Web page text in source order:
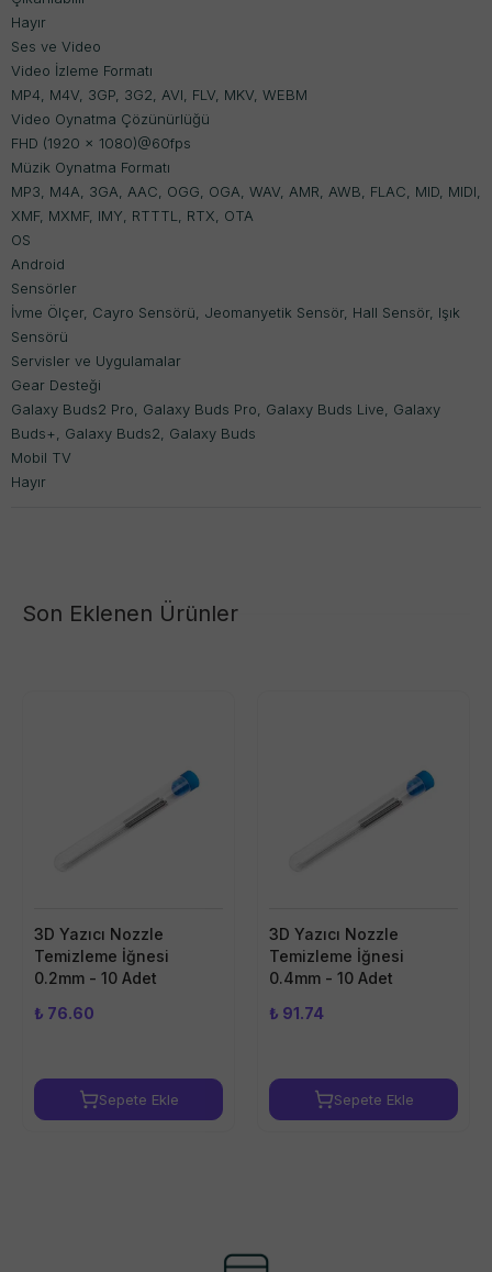
Hayır
Ses ve Video
Video İzleme Formatı
MP4, M4V, 3GP, 3G2, AVI, FLV, MKV, WEBM
Video Oynatma Çözünürlüğü
FHD (1920 x 1080)@60fps
Müzik Oynatma Formatı
MP3, M4A, 3GA, AAC, OGG, OGA, WAV, AMR, AWB, FLAC, MID, MIDI,
XMF, MXMF, IMY, RTTTL, RTX, OTA
OS
Android
Sensörler
İvme Ölçer, Cayro Sensörü, Jeomanyetik Sensör, Hall Sensör, Işık
Sensörü
Servisler ve Uygulamalar
Gear Desteği
Galaxy Buds2 Pro, Galaxy Buds Pro, Galaxy Buds Live, Galaxy
Buds+, Galaxy Buds2, Galaxy Buds
Mobil TV
Hayır
Son Eklenen Ürünler
3D Yazıcı Nozzle
Temizleme İğnesi
0.2mm - 10 Adet
₺ 76.60
Sepete Ekle
3D Yazıcı Nozzle
Temizleme İğnesi
0.4mm - 10 Adet
₺ 91.74
Sepete Ekle